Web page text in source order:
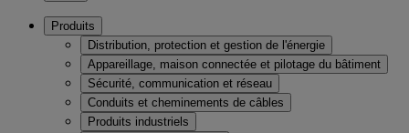
Produits
Distribution, protection et gestion de l'énergie
Appareillage, maison connectée et pilotage du bâtiment
Sécurité, communication et réseau
Conduits et cheminements de câbles
Produits industriels